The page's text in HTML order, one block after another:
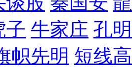
子 牛家庄 孔
帜先明 短线